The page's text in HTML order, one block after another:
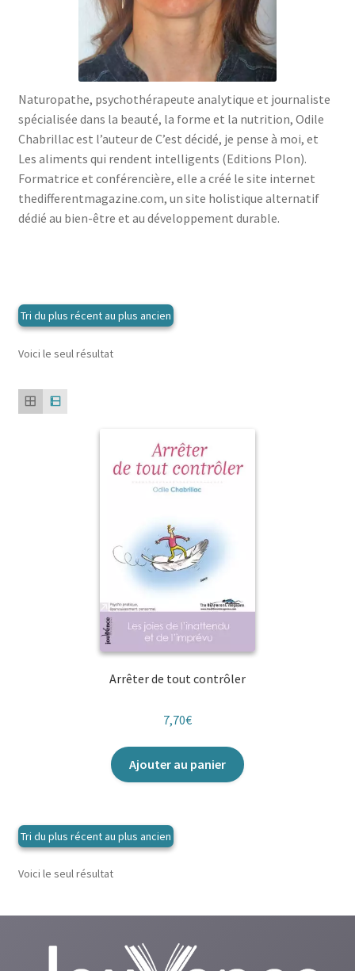
Médecine douces
menu
enfant
Collections
le
menu
enfant
Naturopathe, psychothérapeute analytique et journaliste
spécialisée dans la beauté, la forme et la nutrition, Odile
Chabrillac est l’auteur de C’est décidé, je pense à moi, et
Les aliments qui rendent intelligents (Editions Plon).
Formatrice et conférencière, elle a créé le site internet
thedifferentmagazine.com, un site holistique alternatif
dédié au bien-être et au développement durable.
Voici le seul résultat
Arrêter de tout contrôler
7,70€
Ajouter au panier
Voici le seul résultat